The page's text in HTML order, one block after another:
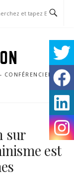
sur
est